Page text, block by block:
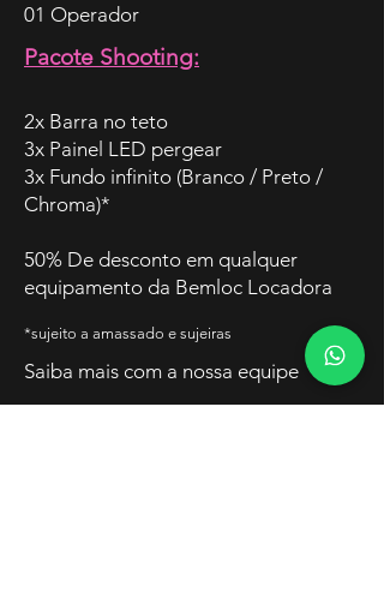
01 Operador
Pacote Shooting:
2x Barra no teto
3x Painel LED pergear
3x Fundo infinito (Branco / Preto /
Chroma)*
50% De desconto em qualquer
equipamento da Bemloc Locadora
*sujeito a amassado e sujeiras
Saiba mais com a nossa equipe